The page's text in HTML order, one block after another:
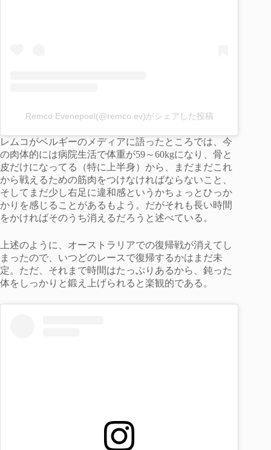
Remco Evenepoel(@remco.ev)がシェアした投稿
レムコがベルギーのメディアに語ったところでは、今
の肉体的には病院生活で体重が59～60kgになり、骨と
皮だけになってる（特に上半身）から、まだまだこれ
から戦えるための筋肉をつけなければならないこと、
そしてまだ少し右足に違和感というかちょっとひっか
かりを感じることがあるもよう。だがそれも長い時間
をかければそのうち消えるだろうと述べている。
上述のように、オーストラリアでの復帰戦が消えてし
まったので、いつどのレースで復帰するかはまだ未
定。ただ、それまで時間はたっぷりあるから、鈍った
体をしっかりと鍛え上げられると楽観的である。